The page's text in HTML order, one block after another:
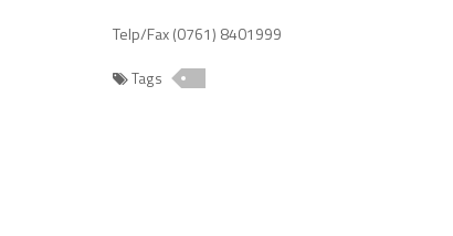
Telp/Fax (0761) 8401999
Tags